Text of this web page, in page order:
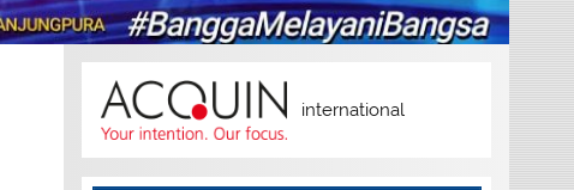
international